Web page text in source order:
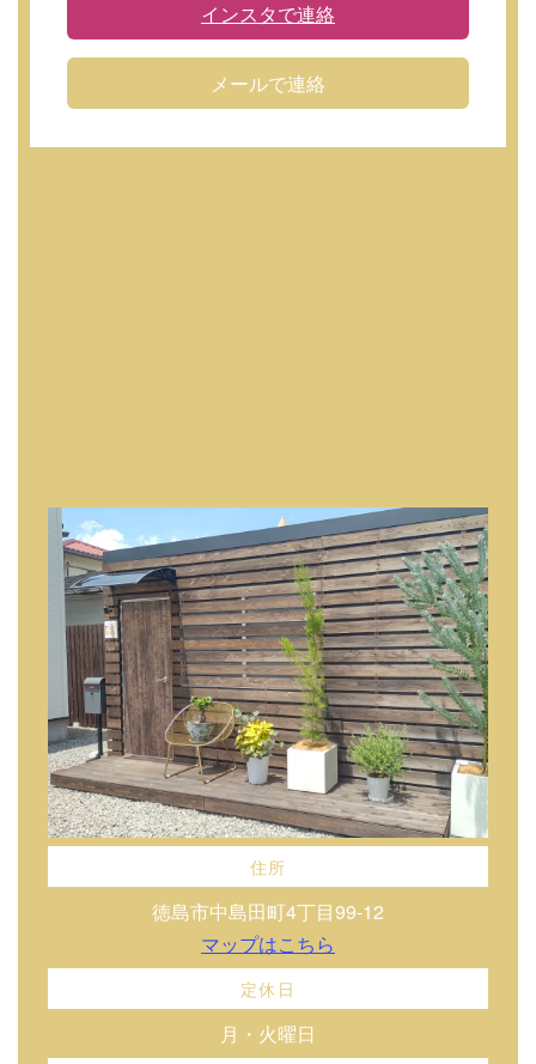
インスタで連絡
メールで連絡
住所
徳島市中島田町4丁目99-12
マップはこちら
定休日
月・火曜日